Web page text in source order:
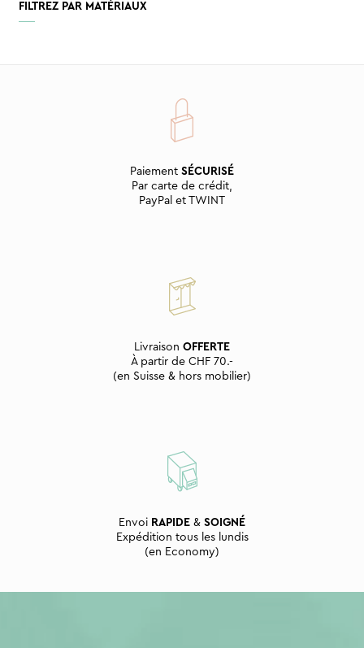
FILTREZ PAR MATÉRIAUX
Paiement SÉCURISÉ
Par carte de crédit,
PayPal et TWINT
Livraison OFFERTE
À partir de CHF 70.-
(en Suisse & hors mobilier)
Envoi RAPIDE & SOIGNÉ
Expédition tous les lundis
(en Economy)